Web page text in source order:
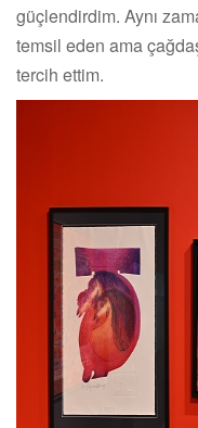
güçlendirdim. Aynı
temsil eden ama
tercih ettim.